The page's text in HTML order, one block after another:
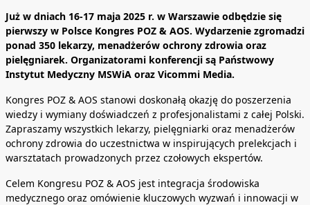
Już w dniach 16-17 maja 2025 r. w Warszawie odbędzie się
pierwszy w Polsce Kongres POZ & AOS. Wydarzenie zgromadzi
ponad 350 lekarzy, menadżerów ochrony zdrowia oraz
pielęgniarek. Organizatorami konferencji są Państwowy
Instytut Medyczny MSWiA oraz Vicommi Media.
Kongres POZ & AOS stanowi doskonałą okazję do poszerzenia
wiedzy i wymiany doświadczeń z profesjonalistami z całej Polski.
Zapraszamy wszystkich lekarzy, pielęgniarki oraz menadżerów
ochrony zdrowia do uczestnictwa w inspirujących prelekcjach i
warsztatach prowadzonych przez czołowych ekspertów.
Celem Kongresu POZ & AOS jest integracja środowiska
medycznego oraz omówienie kluczowych wyzwań i innowacji w